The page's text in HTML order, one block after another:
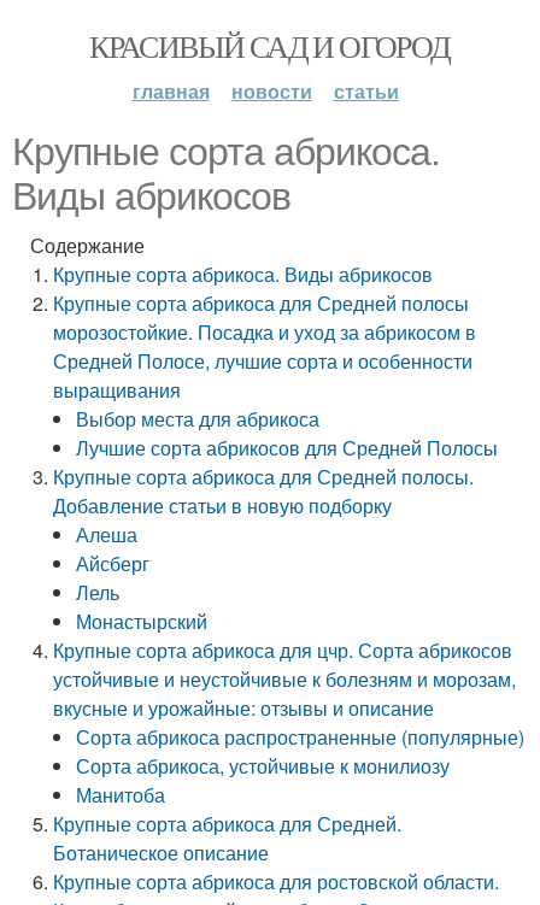
КРАСИВЫЙ САД И ОГОРОД
главная новости статьи
Крупные сорта абрикоса.
Виды абрикосов
Содержание
Крупные сорта абрикоса. Виды абрикосов
Крупные сорта абрикоса для Средней полосы
морозостойкие. Посадка и уход за абрикосом в
Средней Полосе, лучшие сорта и особенности
выращивания
Выбор места для абрикоса
Лучшие сорта абрикосов для Средней Полосы
Крупные сорта абрикоса для Средней полосы.
Добавление статьи в новую подборку
Алеша
Айсберг
Лель
Монастырский
Крупные сорта абрикоса для цчр. Сорта абрикосов
устойчивые и неустойчивые к болезням и морозам,
вкусные и урожайные: отзывы и описание
Сорта абрикоса распространенные (популярные)
Сорта абрикоса, устойчивые к монилиозу
Манитоба
Крупные сорта абрикоса для Средней.
Ботаническое описание
Крупные сорта абрикоса для ростовской области.